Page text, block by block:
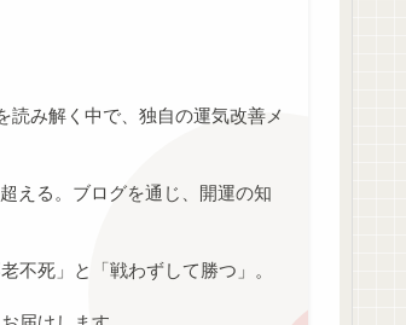
読み解く中で、独自の運気改善メ
える。ブログを通じ、開運の知
不死」と「戦わずして勝つ」。